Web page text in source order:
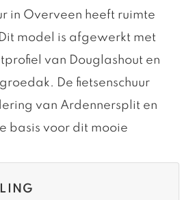
in Overveen heeft ruimte
model is afgewerkt met
van Douglashout en
De fietsenschuur
van Ardennersplit en
basis voor dit mooie